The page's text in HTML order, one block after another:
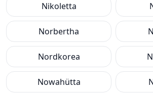
Nikoletta
Norbertha
Nordkorea
Nowahütta